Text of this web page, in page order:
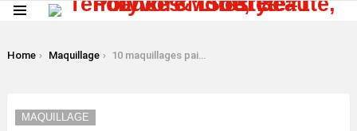
You are here:
Home Maquillage 10 maquillages pailletés que vous pouvez facilement réaliser en 2021
MAQUILLAGE